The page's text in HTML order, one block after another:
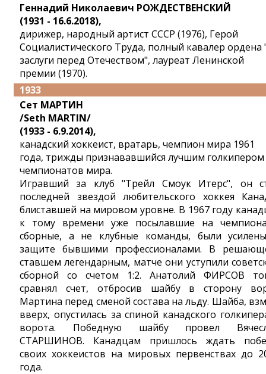
Геннадий Николаевич РОЖДЕСТВЕНСКИЙ
(1931 - 16.6.2018),
дирижер, народный артист СССР (1976), Герой
Социалистического Труда, полный кавалер ордена
заслуги перед Отечеством", лауреат Ленинской
премии (1970).
1933
Сет МАРТИН
/Seth MARTIN/
(1933 - 6.9.2014),
канадский хоккеист, вратарь, чемпион мира 1961
года, трижды признававшийся лучшим голкипером
чемпионатов мира.
Игравший за клуб "Трейл Смоук Итерс", он
последней звездой любительского хоккея
блиставшей на мировом уровне. В 1967 году
к тому времени уже посылавшие на
сборные, а не клубные команды, были
защите бывшими профессионалами. В
ставшем легендарным, матче они уступили
сборной со счетом 1:2. Анатолий ФИРСОВ
сравнял счет, отбросив шайбу в сторону
Мартина перед сменой состава на льду. Шайба,
вверх, опустилась за спиной канадского
ворота. Победную шайбу провел
СТАРШИНОВ. Канадцам пришлось ждать
своих хоккеистов на мировых первенствах до
года.